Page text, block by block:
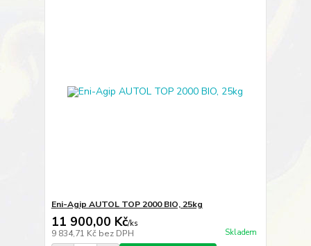
Eni-Agip AUTOL TOP 2000 BIO, 25kg
11 900,00 Kč/ks
9 834,71 Kč bez DPH Skladem